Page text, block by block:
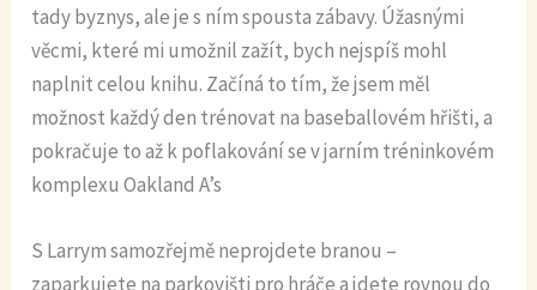
tady byznys, ale je s ním spousta zábavy. Úžasnými
věcmi, které mi umožnil zažít, bych nejspíš mohl
naplnit celou knihu. Začíná to tím, že jsem měl
možnost každý den trénovat na baseballovém hřišti, a
pokračuje to až k poflakování se v jarním tréninkovém
komplexu Oakland A’s
S Larrym samozřejmě neprojdete branou –
zaparkujete na parkovišti pro hráče a jdete rovnou do